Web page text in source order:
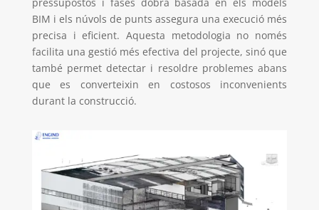
pressupostos i fases dobra basada en els models
BIM i els núvols de punts assegura una execució més
precisa i eficient. Aquesta metodologia no només
facilita una gestió més efectiva del projecte, sinó que
també permet detectar i resoldre problemes abans
que es converteixin en costosos inconvenients
durant la construcció.